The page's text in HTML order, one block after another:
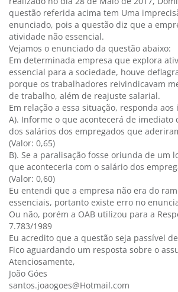
questão referida acima tem Uma
enunciado, pois a questão diz que a
atividade não essencial.
Vejamos o enunciado da questão abaixo:
Em determinada empresa que explora
essencial para a sociedade, houve
porque os trabalhadores reivindicavam
de trabalho, além de reajuste salarial.
Em relação a essa situação, responda aos
A). Informe o que acontecerá de imediato
dos salários dos empregados que
(Valor: 0,65)
B). Se a paralisação fosse oriunda de um
que aconteceria com o salário dos
(Valor: 0,60)
Eu entendi que a empresa não era do
essenciais, portanto existe erro no
Ou não, porém a OAB utilizou para a
7.783/1989
Eu acredito que a questão seja passível
Fico aguardando um resposta sobre o
Atenciosamente,
João Góes
santos.joaogoes@Hotmail.com